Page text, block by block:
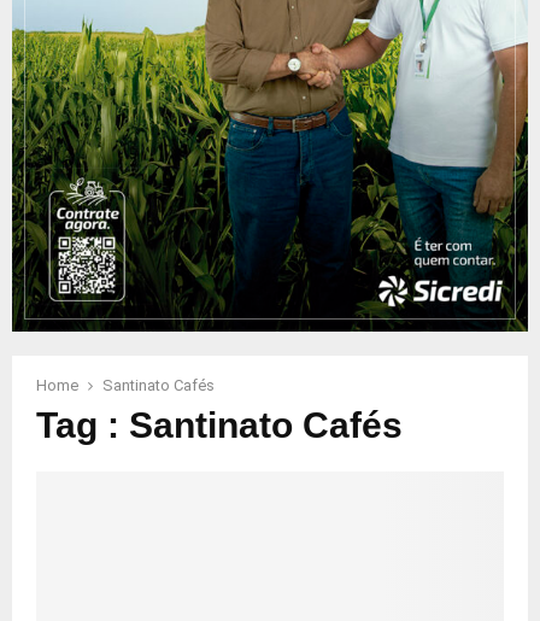
Home Santinato Cafés
Tag : Santinato Cafés